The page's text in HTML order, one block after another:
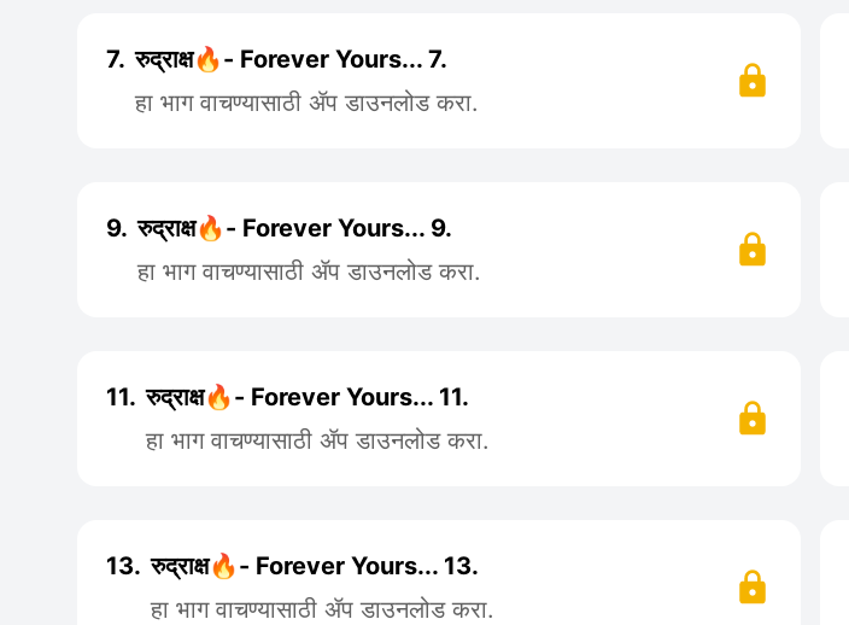
7. रुद्राक्ष🔥- Forever Yours... 7.
हा भाग वाचण्यासाठी ॲप डाउनलोड करा.
9. रुद्राक्ष🔥- Forever Yours... 9.
हा भाग वाचण्यासाठी ॲप डाउनलोड करा.
11. रुद्राक्ष🔥- Forever Yours... 11.
हा भाग वाचण्यासाठी ॲप डाउनलोड करा.
13. रुद्राक्ष🔥- Forever Yours... 13.
हा भाग वाचण्यासाठी ॲप डाउनलोड करा.